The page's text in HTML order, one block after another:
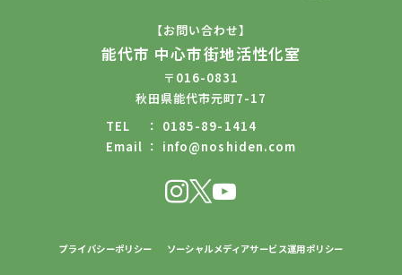
【お問い合わせ】
能代市 中心市街地活性化室
〒016-0831
秋田県能代市元町7-17
TEL
0185-89-1414
Email
info@noshiden.com
プライバシーポリシー ソーシャルメディアサービス運用ポリシー